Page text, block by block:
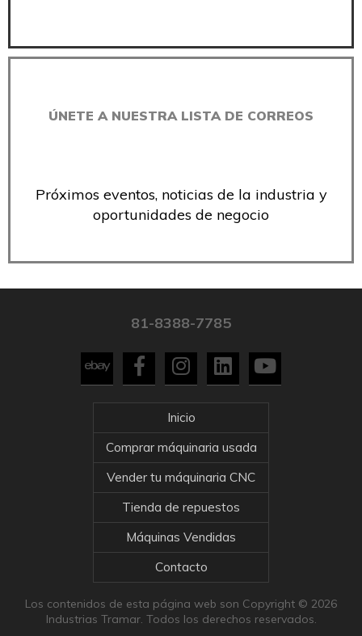
ÚNETE A NUESTRA LISTA DE CORREOS
Próximos eventos, noticias de la industria y
oportunidades de negocio
81-8388-7785
Inicio
Comprar máquinaria usada
Vender tu máquinaria CNC
Tienda de repuestos
Máquinas Vendidas
Contacto
Los contenidos de esta página web son Copyright © 2026
Industrias Tramar. Todos los derechos reservados.